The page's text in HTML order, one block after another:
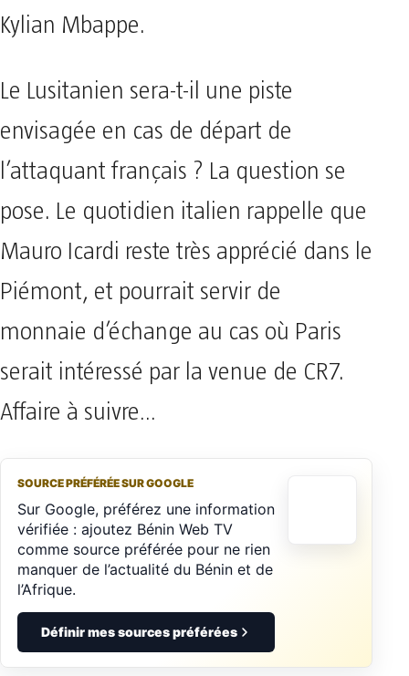
Kylian Mbappe.
Le Lusitanien sera-t-il une piste
envisagée en cas de départ de
l’attaquant français ? La question se
pose. Le quotidien italien rappelle que
Mauro Icardi reste très apprécié dans le
Piémont, et pourrait servir de
monnaie d’échange au cas où Paris
serait intéressé par la venue de CR7.
Affaire à suivre…
SOURCE PRÉFÉRÉE SUR GOOGLE
Sur Google, préférez une information
vérifiée : ajoutez Bénin Web TV
comme source préférée pour ne rien
manquer de l’actualité du Bénin et de
l’Afrique.
Définir mes sources préférées